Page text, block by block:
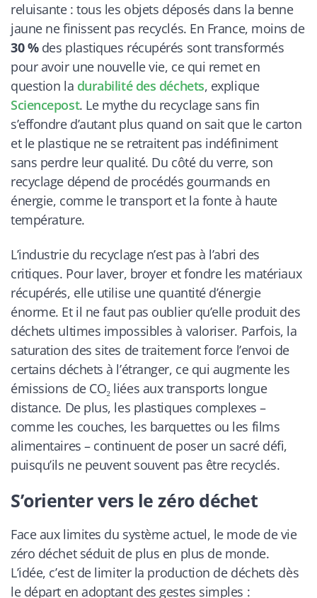
reluisante : tous les objets déposés dans la benne
jaune ne finissent pas recyclés. En France, moins de
30 %des plastiques récupérés sont transformés
pour avoir une nouvelle vie, ce qui remet en
question la durabilité des déchets, explique
Sciencepost. Le mythe du recyclage sans fin
s’effondre d’autant plus quand on sait que le carton
et le plastique ne se retraitent pas indéfiniment
sans perdre leur qualité. Du côté du verre, son
recyclage dépend de procédés gourmands en
énergie, comme le transport et la fonte à haute
température.
L’industrie du recyclage n’est pas à l’abri des
critiques. Pour laver, broyer et fondre les matériaux
récupérés, elle utilise une quantité d’énergie
énorme. Et il ne faut pas oublier qu’elle produit des
déchets ultimes impossibles à valoriser. Parfois, la
saturation des sites de traitement force l’envoi de
certains déchets à l’étranger, ce qui augmente les
émissions de CO₂ liées aux transports longue
distance. De plus, les plastiques complexes –
comme les couches, les barquettes ou les films
alimentaires – continuent de poser un sacré défi,
puisqu’ils ne peuvent souvent pas être recyclés.
S’orienter vers le zéro déchet
Face aux limites du système actuel, le mode de vie
zéro déchet séduit de plus en plus de monde.
L’idée, c’est de limiter la production de déchets dès
le départ en adoptant des gestes simples :